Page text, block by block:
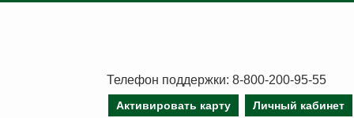
Телефон поддержки: 8-800-200-95-55
Активировать карту Личный кабинет